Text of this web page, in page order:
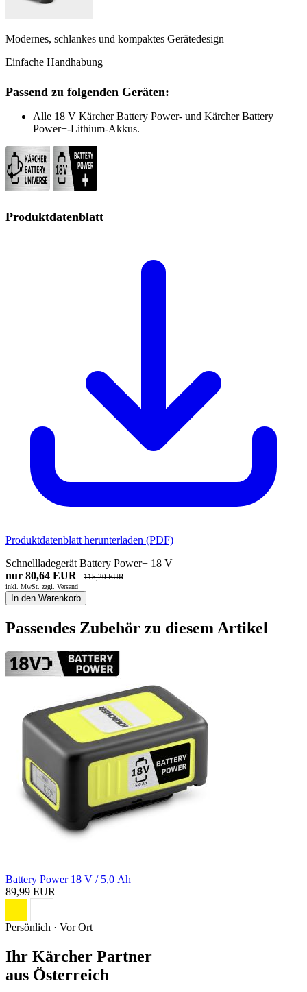
Modernes, schlankes und kompaktes Gerätedesign
Einfache Handhabung
Passend zu folgenden Geräten:
Alle 18 V Kärcher Battery Power- und Kärcher Battery
Power+-Lithium-Akkus.
Produktdatenblatt
Produktdatenblatt herunterladen (PDF)
Schnellladegerät Battery Power+ 18 V
nur 80,64 EUR
115,20 EUR
inkl. MwSt. zzgl. Versand
In den Warenkorb
Passendes Zubehör zu diesem Artikel
Battery Power 18 V / 5,0 Ah
89,99 EUR
Persönlich · Vor Ort
Ihr Kärcher Partner
aus Österreich